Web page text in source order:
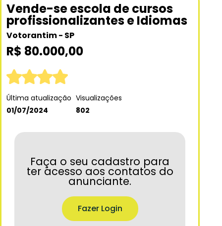
Vende-se escola de cursos
profissionalizantes e Idiomas
Votorantim - SP
R$ 80.000,00
Última atualização
01/07/2024
Visualizações
802
Faça o seu cadastro para
ter acesso aos contatos do
anunciante.
Fazer Login